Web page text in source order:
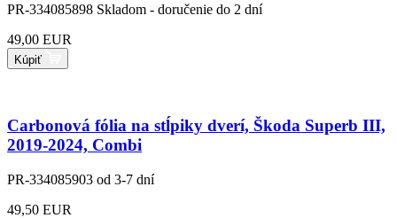
PR-334085898 Skladom - doručenie do 2 dní
49,00 EUR
Kúpiť
Carbonová fólia na stĺpiky dverí, Škoda Superb III,
2019-2024, Combi
PR-334085903 od 3-7 dní
49,50 EUR